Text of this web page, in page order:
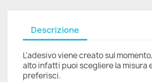
Descrizione
L'adesivo viene creato sul
alto infatti puoi scegliere la misura
preferisci.